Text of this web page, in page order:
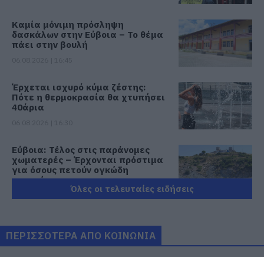
Καμία μόνιμη πρόσληψη
δασκάλων στην Εύβοια – Το θέμα
πάει στην βουλή
Έρχεται ισχυρό κύμα ζέστης:
Πότε η θερμοκρασία θα χτυπήσει
40άρια
Εύβοια: Τέλος στις παράνομες
χωματερές – Έρχονται πρόστιμα
για όσους πετούν ογκώδη
απορρίμματα
τη δολοφονία της Βρετανίδας –
Συγκλονιστική κατάθεση της
συζύγου του 28χρονου
Όλες οι τελευταίες ειδήσεις
ΠΕΡΙΣΣΟΤΕΡΑ ΑΠΟ ΚΟΙΝΩΝΙΑ